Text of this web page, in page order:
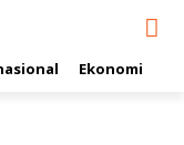
Ekonomi